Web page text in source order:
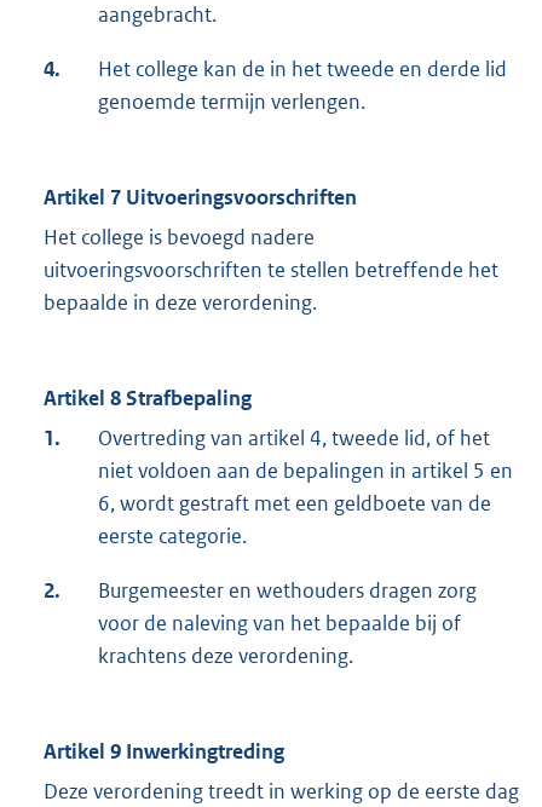
aangebracht.
4.
Het college kan de in het tweede en derde lid
genoemde termijn verlengen.
Artikel 7 Uitvoeringsvoorschriften
Het college is bevoegd nadere
uitvoeringsvoorschriften te stellen betreffende het
bepaalde in deze verordening.
Artikel 8 Strafbepaling
1.
Overtreding van artikel 4, tweede lid, of het
niet voldoen aan de bepalingen in artikel 5 en
6, wordt gestraft met een geldboete van de
eerste categorie.
2.
Burgemeester en wethouders dragen zorg
voor de naleving van het bepaalde bij of
krachtens deze verordening.
Artikel 9 Inwerkingtreding
Deze verordening treedt in werking op de eerste dag